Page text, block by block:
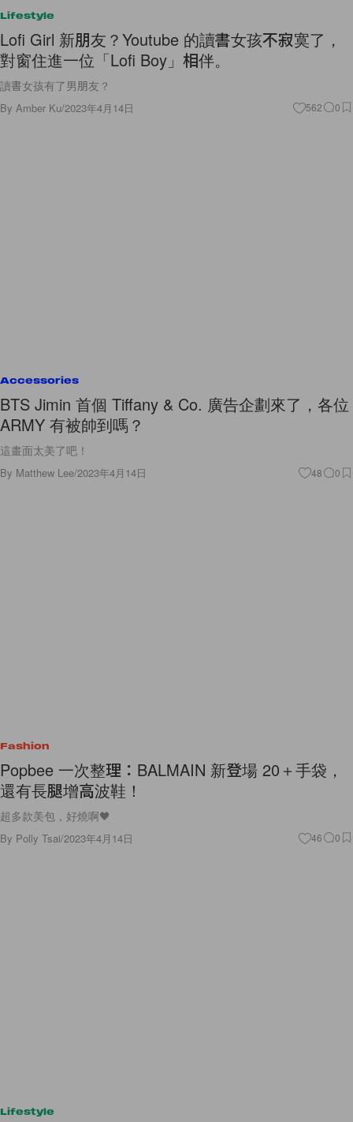
Lifestyle
Lofi Girl 新朋友？Youtube 的讀書女孩不寂寞了，
對窗住進一位「Lofi Boy」相伴。
讀書女孩有了男朋友？
By Amber Ku/2023年4月14日 562 0
Accessories
BTS Jimin 首個 Tiffany & Co. 廣告企劃來了，各位
ARMY 有被帥到嗎？
這畫面太美了吧！
By Matthew Lee/2023年4月14日 48 0
Fashion
Popbee 一次整理：BALMAIN 新登場 20＋手袋，
還有長腿增高波鞋！
超多款美包，好燒啊🖤
By Polly Tsai/2023年4月14日 46 0
Lifestyle